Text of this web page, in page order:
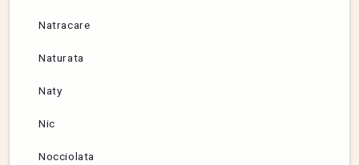
Natracare
Naturata
Naty
Nic
Nocciolata